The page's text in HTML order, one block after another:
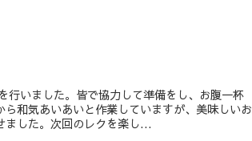
いました。皆で協力して準備をし、お腹一杯
和気あいあいと作業していますが、美味しいお
ました。次回のレクを楽し...